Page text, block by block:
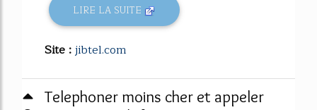
LIRE LA SUITE
Site :jibtel.com
Telephoner moins cher et appeler